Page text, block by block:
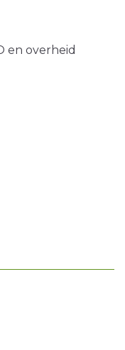
en overheid